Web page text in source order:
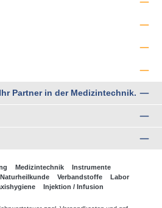
Partner in der Medizintechnik.
Medizintechnik
Instrumente
Naturheilkunde Verbandstoffe
Labor
Injektion / Infusion